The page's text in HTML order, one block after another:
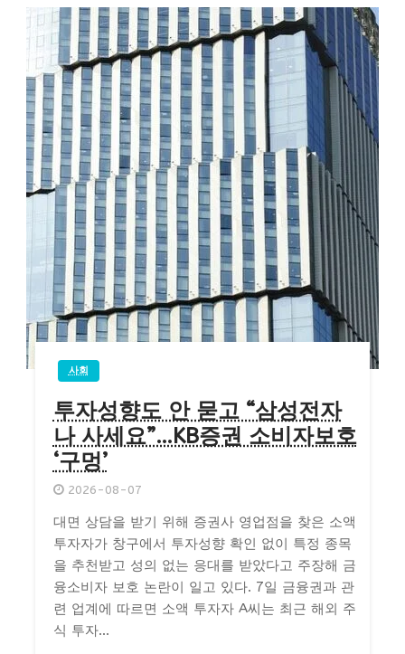
사회
투자성향도 안 묻고 “삼성전자
나 사세요”…KB증권 소비자보호
‘구멍’
2026-08-07
대면 상담을 받기 위해 증권사 영업점을 찾은 소액
투자자가 창구에서 투자성향 확인 없이 특정 종목
을 추천받고 성의 없는 응대를 받았다고 주장해 금
융소비자 보호 논란이 일고 있다. 7일 금융권과 관
련 업계에 따르면 소액 투자자 A씨는 최근 해외 주
식 투자...